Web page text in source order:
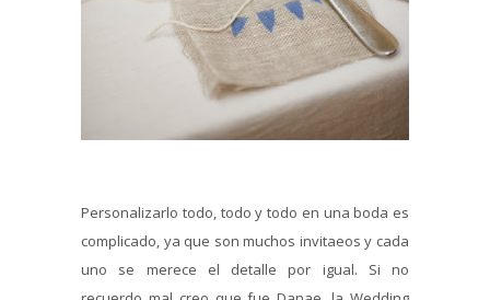
Personalizarlo todo, todo y todo en una boda es
complicado, ya que son muchos invitaeos y cada
uno se merece el detalle por igual. Si no